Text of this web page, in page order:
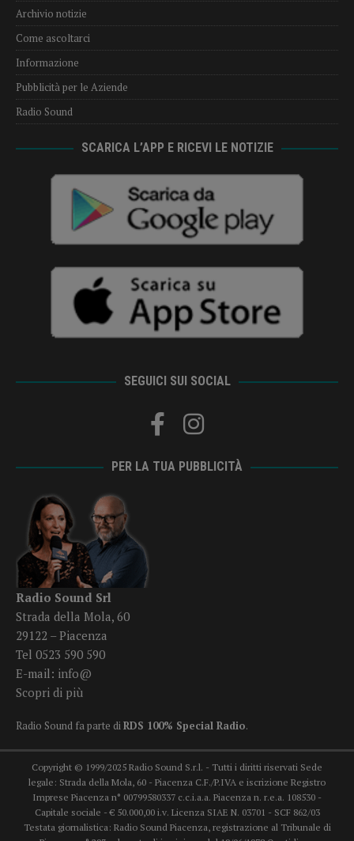
Archivio notizie
Come ascoltarci
Informazione
Pubblicità per le Aziende
Radio Sound
SCARICA L’APP E RICEVI LE NOTIZIE
SEGUICI SUI SOCIAL
PER LA TUA PUBBLICITÀ
Radio Sound Srl
Strada della Mola, 60
29122 – Piacenza
Tel 0523 590 590
E-mail: info@
Scopri di più
Radio Sound fa parte diRDS 100% Special Radio.
Copyright © 1999/2025 Radio Sound S.r.l. - Tutti i diritti riservati Sede
legale: Strada della Mola, 60 - Piacenza C.F./P.IVA e iscrizione Registro
Imprese Piacenza n° 00799580337 c.c.i.a.a. Piacenza n. r.e.a. 108530 -
Capitale sociale - € 50.000,00 i.v. Licenza SIAE N. 03701 - SCF 862/03
Testata giornalistica: Radio Sound Piacenza, registrazione al Tribunale di